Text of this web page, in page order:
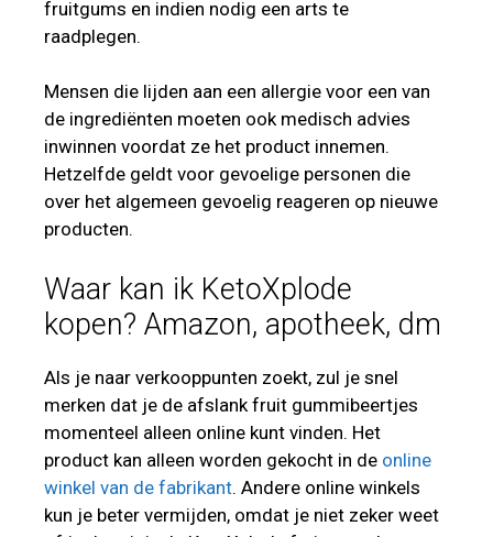
fruitgums en indien nodig een arts te
raadplegen.
Mensen die lijden aan een allergie voor een van
de ingrediënten moeten ook medisch advies
inwinnen voordat ze het product innemen.
Hetzelfde geldt voor gevoelige personen die
over het algemeen gevoelig reageren op nieuwe
producten.
Waar kan ik KetoXplode
kopen? Amazon, apotheek, dm
Als je naar verkooppunten zoekt, zul je snel
merken dat je de afslank fruit gummibeertjes
momenteel alleen online kunt vinden. Het
product kan alleen worden gekocht in de online
winkel van de fabrikant. Andere online winkels
kun je beter vermijden, omdat je niet zeker weet